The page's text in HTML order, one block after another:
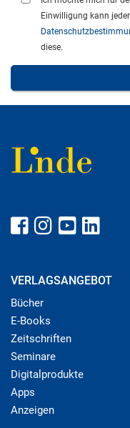
Einwilligung kann
diese.
VERLAGSANGEBOT
Bücher
E-Books
Zeitschriften
Seminare
Digitalprodukte
Apps
Anzeigen